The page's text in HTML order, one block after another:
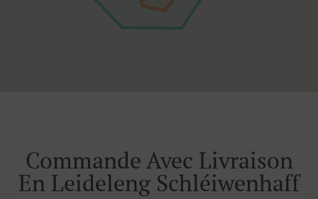
Commande Avec Livraison
En Leideleng Schléiwenhaff